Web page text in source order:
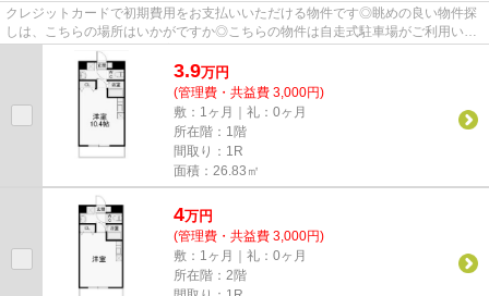
クレジットカードで初期費用をお支払いいただける物件です◎眺めの良い物件探
しは、こちらの場所はいかがですか◎こちらの物件は自走式駐車場がご利用いた
だけます◎こちらの物件は家賃3....
3.9万円
(管理費・共益費 3,000円)
敷：1ヶ月｜礼：0ヶ月
所在階：1階
間取り：1R
面積：26.83㎡
4万円
(管理費・共益費 3,000円)
敷：1ヶ月｜礼：0ヶ月
所在階：2階